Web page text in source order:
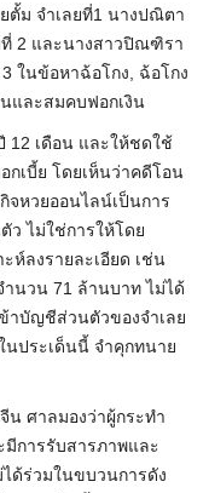
ตั้ม จำเลยที่1 นางปณิตา
ที่ 2 และนางสาวปิณฑิรา
ในข้อหาฉ้อโกง, ฉ้อโกง
และสมคบฟอกเงิน
12 เดือน และให้ชดใช้
กเบี้ย โดยเห็นว่าคดีโอน
จหวยออนไลน์เป็นการ
ว ไม่ใช่การให้โดย
ห์ลงรายละเอียด เช่น
ำนวน 71 ล้านบาท ไม่ได้
าบัญชีส่วนตัวของจำเลย
นประเด็นนี้ จำคุกทนาย
น ศาลมองว่าผู้กระทำ
การรับสารภาพและ
ด้ร่วมในขบวนการดัง